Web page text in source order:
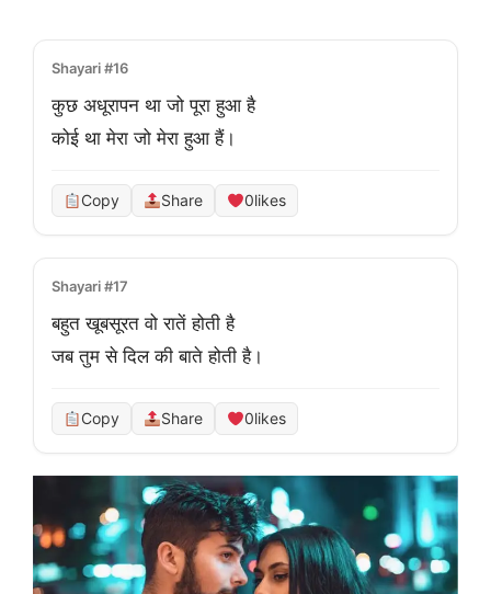
Shayari #16
कुछ अधूरापन था जो पूरा हुआ है
कोई था मेरा जो मेरा हुआ हैं।
Copy Share 0likes
Shayari #17
बहुत खूबसूरत वो रातें होती है
जब तुम से दिल की बाते होती है।
Copy Share 0likes